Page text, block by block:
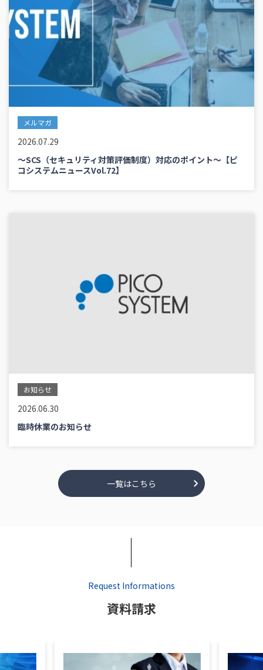
メルマガ
2026.07.29
～SCS（セキュリティ対策評価制度）対応のポイント～【ピ
コシステムニュースVol.72】
お知らせ
2026.06.30
臨時休業のお知らせ
一覧はこちら
Request Informations
資料請求